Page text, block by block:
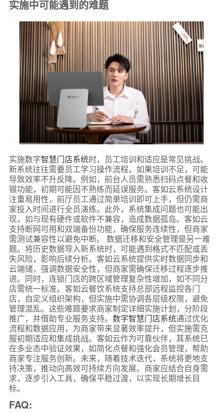
实施中可能遇到的难题
实施数字智慧门店系统时，员工培训和适应是常见挑战。
新系统往往需要员工学习操作流程，如果培训不足，可能
导致效率不升反降。例如，前台人员需熟悉扫码点餐和收
银功能，初期可能因不熟练而延误服务。客如云系统设计
注重易用性，前厅员工通过简单培训即可上手，但仍需商
家投入时间进行全员演练。此外，系统集成问题也可能出
现，如与现有硬件或软件不兼容，造成数据孤岛。客如云
支持断网可用和双端备份功能，确保服务连续性，但商家
需测试兼容性以避免中断。 数据迁移和安全管理是另一难
题。将历史数据导入新系统时，可能遇到格式不匹配或丢
失风险，影响后续分析。客如云系统提供实时数据同步和
云端储，强调数据安全性，但商家需确保迁移过程逐步推
进。同时，连锁门店的跨区域管理复杂性增加，如不同分
店需统一标准。客如云餐饮系统支持总部远程监控各门
店，自定义组织架构，但实施中需协调各层级权限，避免
管理混乱。这些难题要求商家制定详细实施计划，分阶段
推广，并借助专业服务支持。 数字智慧门店系统通过优化
流程和数据应用，为商家带来显著效率提升，但实施需克
服初期适应和集成挑战。客如云作为可靠伙伴，其系统已
在多业态中验证效果，如简化点餐和强化会员管理，帮助
商家专注服务创新。未来，随着技术迭代，系统将更地支
持决策，推动向高效可持续方向发展。商家应结合自身需
求，逐步引入工具，确保平稳过渡，以实现长期增长目
标。
FAQ: